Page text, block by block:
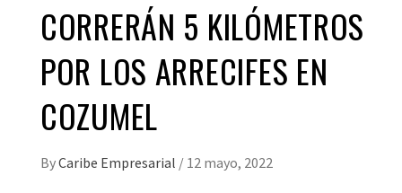
CORRERÁN 5 KILÓMETROS
POR LOS ARRECIFES EN
COZUMEL
ByCaribe Empresarial / 12 mayo, 2022